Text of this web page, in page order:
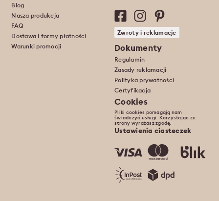
Blog
Nasza produkcja
FAQ
Dostawa i formy płatności
Warunki promocji
Zwroty i reklamacje
Dokumenty
Regulamin
Zasady reklamacji
Polityka prywatności
Certyfikacja
Cookies
Pliki cookies pomagają nam
świadczyć usługi. Korzystając ze
strony wyrażasz zgodę.
Ustawienia ciasteczek